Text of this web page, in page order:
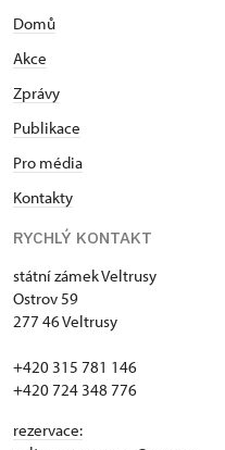
Domů
Akce
Zprávy
Publikace
Pro média
Kontakty
RYCHLÝ KONTAKT
státní zámek Veltrusy
Ostrov 59
277 46 Veltrusy
+420 315 781 146
+420 724 348 776
rezervace: